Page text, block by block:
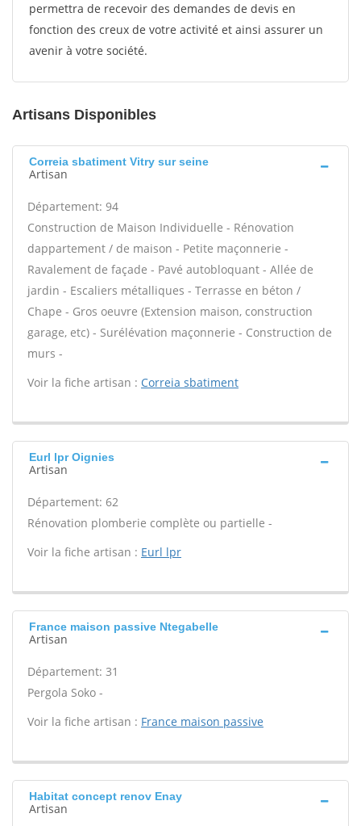
permettra de recevoir des demandes de devis en
fonction des creux de votre activité et ainsi assurer un
avenir à votre société.
Artisans Disponibles
Correia sbatiment Vitry sur seine
Artisan
Département: 94
Construction de Maison Individuelle - Rénovation
dappartement / de maison - Petite maçonnerie -
Ravalement de façade - Pavé autobloquant - Allée de
jardin - Escaliers métalliques - Terrasse en béton /
Chape - Gros oeuvre (Extension maison, construction
garage, etc) - Surélévation maçonnerie - Construction de
murs -
Voir la fiche artisan : Correia sbatiment
Eurl lpr Oignies
Artisan
Département: 62
Rénovation plomberie complète ou partielle -
Voir la fiche artisan : Eurl lpr
France maison passive Ntegabelle
Artisan
Département: 31
Pergola Soko -
Voir la fiche artisan : France maison passive
Habitat concept renov Enay
Artisan